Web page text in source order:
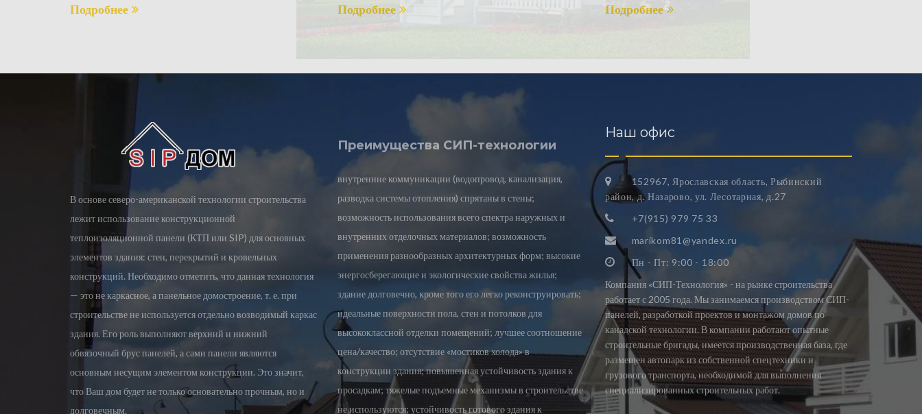
Подробнее Подробнее Подробнее
В основе северо-американской технологии строительства
лежит использование конструкционной
теплоизоляционной панели (КТП или SIP) для основных
элементов здания: стен, перекрытий и кровельных
конструкций. Необходимо отметить, что данная технология
— это не каркасное, а панельное домостроение, т. е. при
строительстве не используется отдельно возводимый каркас
здания. Его роль выполняют верхний и нижний
обвязочный брус панелей, а сами панели являются
основным несущим элементом конструкции. Это значит,
что Ваш дом будет не только основательно прочным, но и
долговечным.
Преимущества СИП-технологии
внутренние коммуникации (водопровод, канализация,
разводка системы отопления) спрятаны в стены;
возможность использования всего спектра наружных и
внутренних отделочных материалов; возможность
применения разнообразных архитектурных форм; высокие
энергосберегающие и экологические свойства жилья;
здание долговечно, кроме того его легко реконструировать;
идеальные поверхности пола, стен и потолков для
высококлассной отделки помещений; лучшее соотношение
цена/качество; отсутствие «мостиков холода» в
конструкции здания; повышенная устойчивость здания к
просадкам; тяжелые подъемные механизмы в строительстве
не используются; устойчивость готового здания к
Наш офис
152967, Ярославская область, Рыбинский
район, д. Назарово, ул. Лесотарная, д.27
+7(915) 979 75 33
marikom81@yandex.ru
Пн - Пт: 9:00 - 18:00
Компания «СИП-Технология» - на рынке строительства
работает с 2005 года. Мы занимаемся производством СИП-
панелей, разработкой проектов и монтажом домов по
канадской технологии. В компании работают опытные
строительные бригады, имеется производственная база, где
размещен автопарк из собственной спецтехники и
грузового транспорта, необходимой для выполнения
специализированных строительных работ.